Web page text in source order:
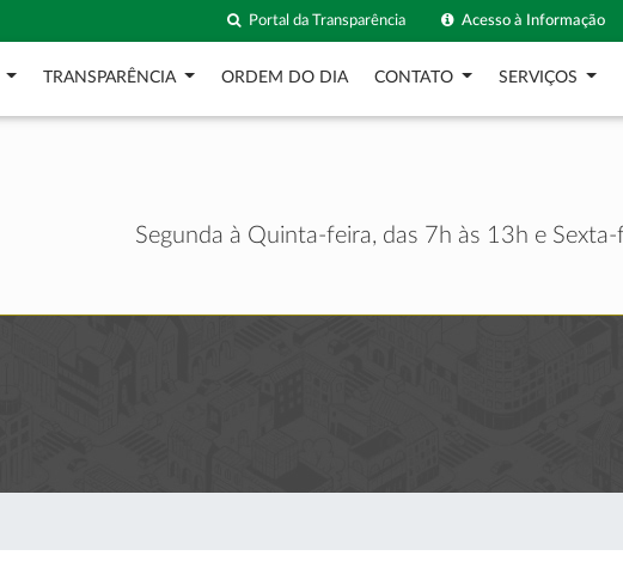
Acesso à Informação
Portal da Transparência
TRANSPARÊNCIA ORDEM DO DIA CONTATO SERVIÇOS
Segunda à Quinta-feira, das 7h às 13h e